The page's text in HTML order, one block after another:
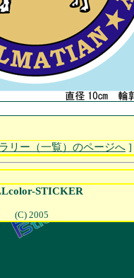
リー（一覧）のページへ
STICKER
(C) 2005